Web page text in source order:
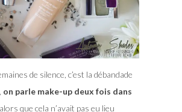
de silence, c’est la débandade
on parle make-up deux fois dans
que cela n’avait pas eu lieu